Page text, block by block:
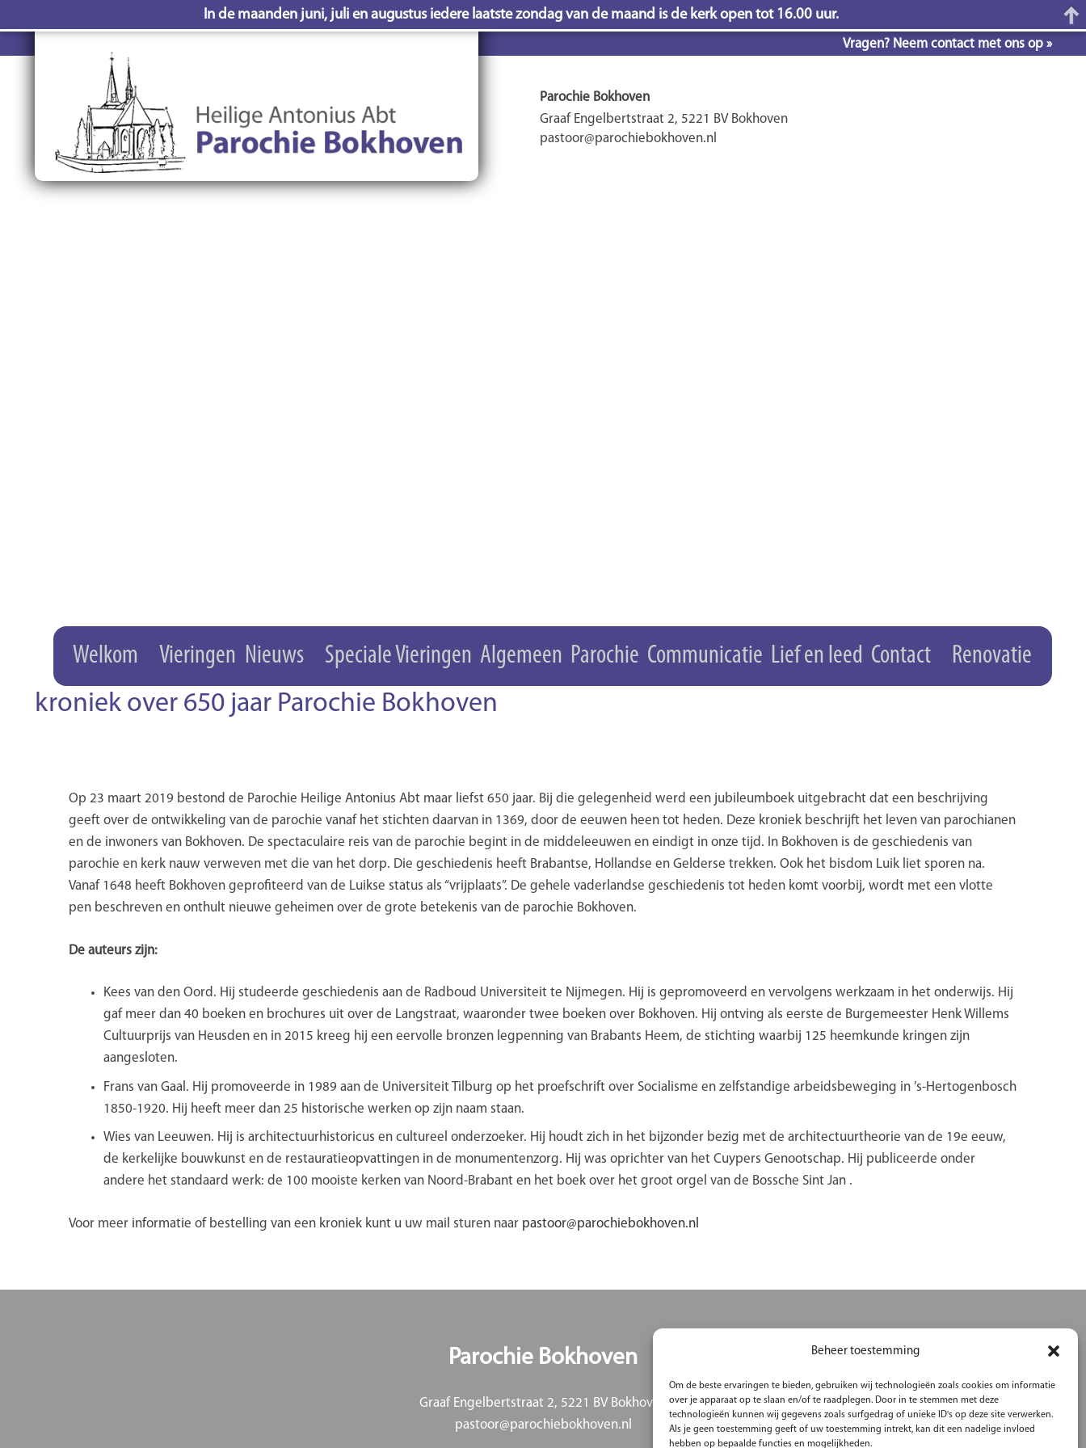
Beheer toestemming
Om de beste ervaringen te bieden, gebruiken wij technologieën zoals cookies om informatie
over je apparaat op te slaan en/of te raadplegen. Door in te stemmen met deze
technologieën kunnen wij gegevens zoals surfgedrag of unieke ID's op deze site verwerken.
Als je geen toestemming geeft of uw toestemming intrekt, kan dit een nadelige invloed
hebben op bepaalde functies en mogelijkheden.
Vragen? Neem contact met ons op »
Parochie Bokhoven
Graaf Engelbertstraat 2, 5221 BV Bokhoven
pastoor@parochiebokhoven.nl
Welkom Vieringen Nieuws Speciale Vieringen Algemeen Parochie Communicatie Lief en leed Contact Renovatie
kroniek over 650 jaar Parochie Bokhoven
Op 23 maart 2019 bestond de Parochie Heilige Antonius Abt maar liefst 650 jaar. Bij die gelegenheid werd een jubileumboek uitgebracht dat een beschrijving
geeft over de ontwikkeling van de parochie vanaf het stichten daarvan in 1369, door de eeuwen heen tot heden. Deze kroniek beschrijft het leven van parochianen
en de inwoners van Bokhoven. De spectaculaire reis van de parochie begint in de middeleeuwen en eindigt in onze tijd. In Bokhoven is de geschiedenis van
parochie en kerk nauw verweven met die van het dorp. Die geschiedenis heeft Brabantse, Hollandse en Gelderse trekken. Ook het bisdom Luik liet sporen na.
Vanaf 1648 heeft Bokhoven geprofiteerd van de Luikse status als “vrijplaats”. De gehele vaderlandse geschiedenis tot heden komt voorbij, wordt met een vlotte
pen beschreven en onthult nieuwe geheimen over de grote betekenis van de parochie Bokhoven.
De auteurs zijn:
Kees van den Oord. Hij studeerde geschiedenis aan de Radboud Universiteit te Nijmegen. Hij is gepromoveerd en vervolgens werkzaam in het onderwijs. Hij
gaf meer dan 40 boeken en brochures uit over de Langstraat, waaronder twee boeken over Bokhoven. Hij ontving als eerste de Burgemeester Henk Willems
Cultuurprijs van Heusden en in 2015 kreeg hij een eervolle bronzen legpenning van Brabants Heem, de stichting waarbij 125 heemkunde kringen zijn
aangesloten.
Frans van Gaal. Hij promoveerde in 1989 aan de Universiteit Tilburg op het proefschrift over Socialisme en zelfstandige arbeidsbeweging in ’s-Hertogenbosch
1850-1920. Hij heeft meer dan 25 historische werken op zijn naam staan.
Wies van Leeuwen. Hij is architectuurhistoricus en cultureel onderzoeker. Hij houdt zich in het bijzonder bezig met de architectuurtheorie van de 19e eeuw,
de kerkelijke bouwkunst en de restauratieopvattingen in de monumentenzorg. Hij was oprichter van het Cuypers Genootschap. Hij publiceerde onder
andere het standaard werk: de 100 mooiste kerken van Noord-Brabant en het boek over het groot orgel van de Bossche Sint Jan .
Voor meer informatie of bestelling van een kroniek kunt u uw mail sturen naar pastoor@parochiebokhoven.nl
Parochie Bokhoven
Graaf Engelbertstraat 2, 5221 BV Bokhoven
pastoor@parochiebokhoven.nl
In de maanden juni, juli en augustus iedere laatste zondag van de maand is de kerk open tot 16.00 uur.